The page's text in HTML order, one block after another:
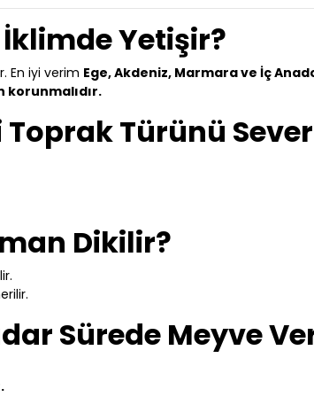
Yetişir?
En iyi verim Ege, Akdeniz, Marmara ve İç
korunmalıdır.
Türünü
Dikilir?
Sürede Meyve